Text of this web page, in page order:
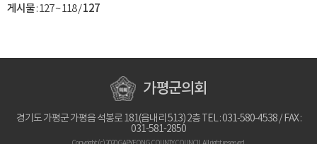
게시물:127 ~ 118/127
가평군의회
경기도 가평군 가평읍 석봉로 181(읍내리 513) 2층 TEL : 031-580-4538 / FAX :
031-581-2850